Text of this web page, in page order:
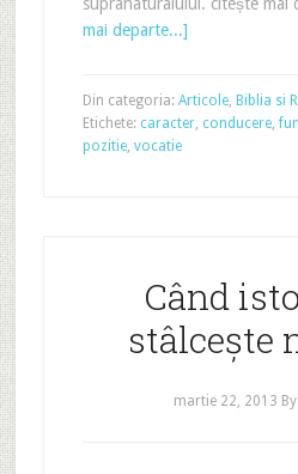
mai departe...]
Din categoria: Articole, Biblia si
Etichete: caracter, conducere,
pozitie, vocatie
Când
stâlcește
martie 22, 2013 By